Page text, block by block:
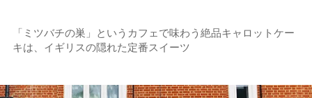
「ミツバチの巣」というカフェで味わう絶品キャロットケー
キは、イギリスの隠れた定番スイーツ